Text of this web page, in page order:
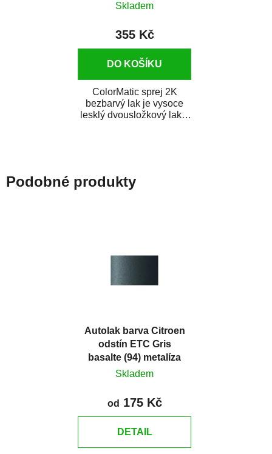
Skladem
355 Kč
DO KOŠÍKU
ColorMatic sprej 2K
bezbarvý lak je vysoce
lesklý dvousložkový lak s
Podobné produkty
Autolak barva Citroen
odstín ETC Gris
basalte (94) metalíza
Skladem
od 175 Kč
DETAIL